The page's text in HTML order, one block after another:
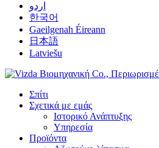
اردو
한국어
Gaeilgenah Éireann
日本語
Latviešu
Σπίτι
Σχετικά με εμάς
Ιστορικό Ανάπτυξης
Υπηρεσία
Προϊόντα